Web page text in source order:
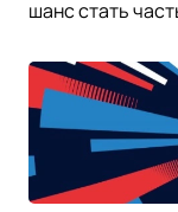
шанс стать